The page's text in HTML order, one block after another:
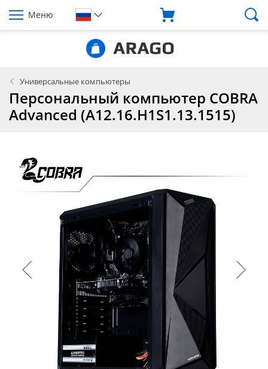
Меню
Универсальные компьютеры
Персональный компьютер COBRA
Advanced (A12.16.H1S1.13.1515)